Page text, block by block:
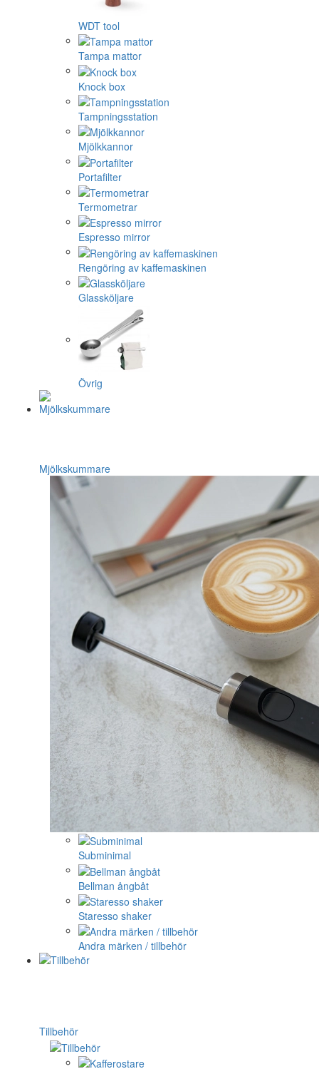
WDT tool
Tampa mattor
Knock box
Tampningsstation
Mjölkkannor
Portafilter
Termometrar
Espresso mirror
Rengöring av kaffemaskinen
Glassköljare
Övrig
Mjölkskummare
Subminimal
Bellman ångbåt
Staresso shaker
Andra märken / tillbehör
Tillbehör